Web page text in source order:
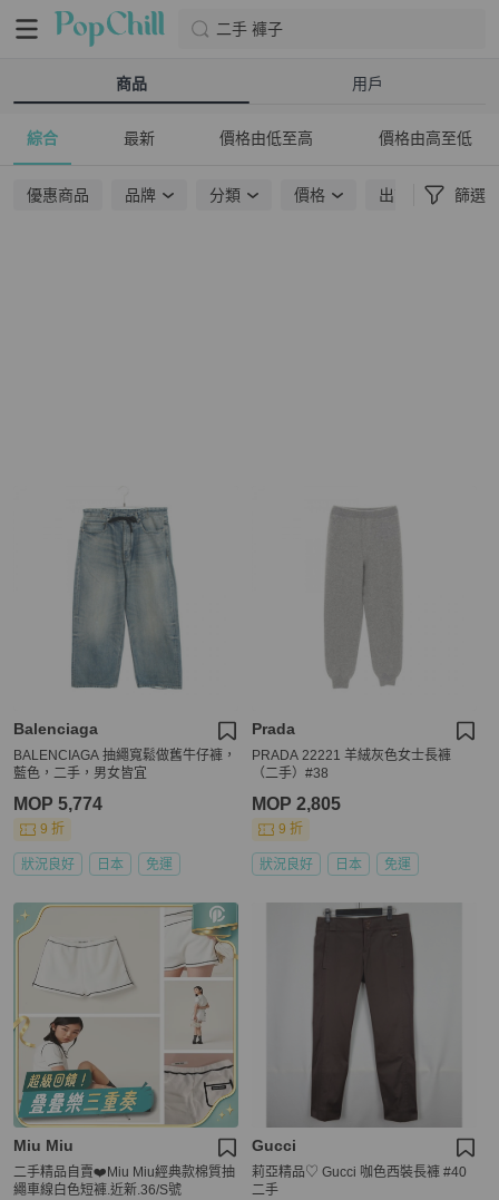
二手 褲子
商品 用戶
綜合 最新 價格由低至高 價格由高至低
優惠商品 品牌 分類 價格 出貨地點 篩選
Balenciaga
BALENCIAGA 抽繩寬鬆做舊牛仔褲，
藍色，二手，男女皆宜
MOP 5,774
9 折
狀況良好 日本 免運
Prada
PRADA 22221 羊絨灰色女士長褲
（二手）#38
MOP 2,805
9 折
狀況良好 日本 免運
Miu Miu
二手精品自賣❤️Miu Miu經典款棉質抽
繩車線白色短褲.近新.36/S號
Gucci
莉亞精品♡ Gucci 咖色西裝長褲 #40
二手